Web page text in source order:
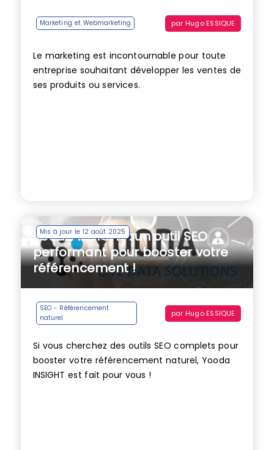
Marketing et Webmarketing par Hugo ESSIQUE
Le marketing est incontournable pour toute
entreprise souhaitant développer les ventes de
ses produits ou services.
Mis à jour le 12 août 2025
Yooda INSIGHT : un outil SEO
performant pour booster votre
référencement !
SEO - Référencement
naturel
par Hugo ESSIQUE
Si vous cherchez des outils SEO complets pour
booster votre référencement naturel, Yooda
INSIGHT est fait pour vous !